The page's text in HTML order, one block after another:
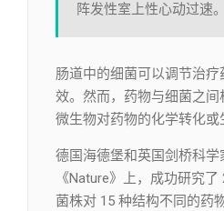
阵发性室上性心动过速。
肠道中的细菌可以调节治
效。然而，药物与细菌之
微生物对药物的化学转化或
德国海德堡和英国剑桥科学
《Nature》上，成功研究
菌株对 15 种结构不同的药